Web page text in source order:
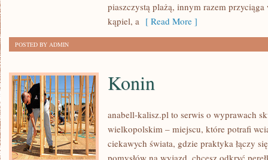
piaszczystą plażą, innym razem
kąpiel, a [ Read More ]
POSTED BY ADMIN
Konin
anabell-kalisz.pl to serwis o wyprawach
wielkopolskim – miejscu, które potrafi
ciekawych świata, gdzie praktyka łączy
pomysłów na wyjazd, chcesz odkryć